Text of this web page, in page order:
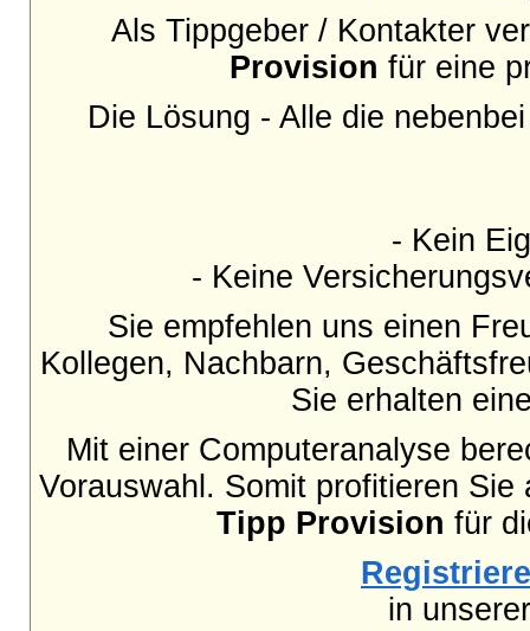
Als Tippgeber / Kontakter
Provision für eine
Die Lösung - Alle die
- Kein
- Keine
Sie empfehlen uns einen
Kollegen, Nachbarn,
Sie erhalten
Mit einer Computeranalyse
Vorauswahl. Somit profitieren
Tipp Provision für
in